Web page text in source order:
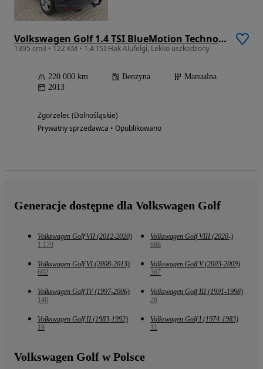
Volkswagen Golf 1.4 TSI BlueMotion Technology Comfortline
1395 cm3 • 122 KM • 1.4 TSI Hak Alufelgi, Lekko uszkodzony
220 000 km Benzyna
Manualna
2013
Zgorzelec (Dolnośląskie)
Prywatny sprzedawca • Opublikowano
Generacje dostępne dla Volkswagen Golf
Volkswagen Golf VII (2012-2020)
1 179
Volkswagen Golf VIII (2020-)
688
Volkswagen Golf VI (2008-2013)
602
Volkswagen Golf V (2003-2009)
367
Volkswagen Golf IV (1997-2006)
140
Volkswagen Golf III (1991-1998)
28
Volkswagen Golf II (1983-1992)
19
Volkswagen Golf I (1974-1983)
11
Volkswagen Golf w Polsce